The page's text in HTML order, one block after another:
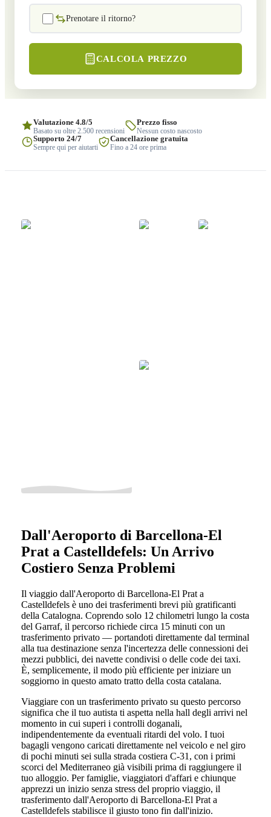
Prenotare il ritorno?
CALCOLA PREZZO
Valutazione 4.8/5
Basato su oltre 2.500 recensioni
Prezzo fisso
Nessun costo nascosto
Supporto 24/7
Sempre qui per aiutarti
Cancellazione gratuita
Fino a 24 ore prima
Dall'Aeroporto di Barcellona-El
Prat a Castelldefels: Un Arrivo
Costiero Senza Problemi
Il viaggio dall'Aeroporto di Barcellona-El Prat a
Castelldefels è uno dei trasferimenti brevi più gratificanti
della Catalogna. Coprendo solo 12 chilometri lungo la costa
del Garraf, il percorso richiede circa 15 minuti con un
trasferimento privato — portandoti direttamente dal terminal
alla tua destinazione senza l'incertezza delle connessioni dei
mezzi pubblici, dei navette condivisi o delle code dei taxi.
È, semplicemente, il modo più efficiente per iniziare un
soggiorno in questo amato tratto della costa catalana.
Viaggiare con un trasferimento privato su questo percorso
significa che il tuo autista ti aspetta nella hall degli arrivi nel
momento in cui superi i controlli doganali,
indipendentemente da eventuali ritardi del volo. I tuoi
bagagli vengono caricati direttamente nel veicolo e nel giro
di pochi minuti sei sulla strada costiera C-31, con i primi
scorci del Mediterraneo già visibili prima di raggiungere il
tuo alloggio. Per famiglie, viaggiatori d'affari e chiunque
apprezzi un inizio senza stress del proprio viaggio, il
trasferimento dall'Aeroporto di Barcellona-El Prat a
Castelldefels stabilisce il giusto tono fin dall'inizio.